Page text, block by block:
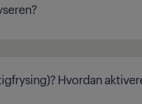
Hvordan